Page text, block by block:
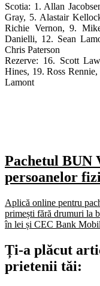
Scotia: 1. Allan
Gray, 5. Alastair
Richie Vernon, 9.
Danielli, 12. Sean
Chris Paterson
Rezerve: 16. Scott
Hines, 19. Ross
Lamont
Pachetul BUN
persoanelor
Aplică online pentru
primești fără drumuri la
în lei și CEC Bank
Ți-a plăcut
prietenii tăi: